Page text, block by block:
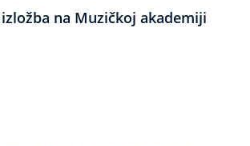
na Muzičkoj akademiji